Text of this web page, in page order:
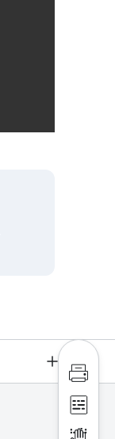
인쇄
점자